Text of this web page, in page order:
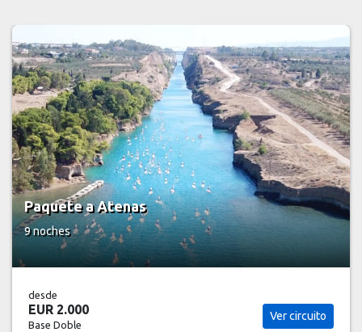
Paquete a Helsinki
9 noches
desde
EUR 2.325
Base Doble
Ver circuito